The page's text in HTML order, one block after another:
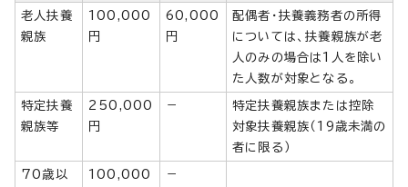
老人扶養
親族
100,000
円
60,000
円
配偶者・扶養義務者の所得
については、扶養親族が老
人のみの場合は1人を除い
た人数が対象となる。
特定扶養
親族等
250,000
円
－
特定扶養親族または控除
対象扶養親族（19歳未満の
者に限る）
70歳以
100,000
－